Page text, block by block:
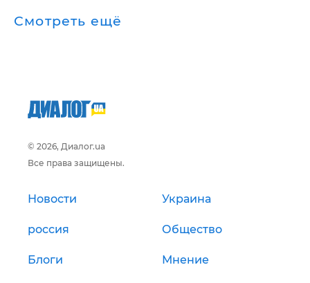
Смотреть ещё
© 2026, Диалог.ua
Все права защищены.
Новости Украина
россия Общество
Блоги Мнение